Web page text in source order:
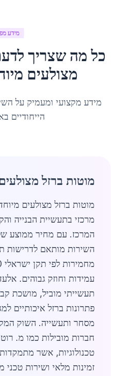
מידע
כל מה שצריך
מצולעים
מידע מקצועי ומעמיק על
הייחודיים
מוטות ברזל
מוטות ברזל מצולעים
מרכזי בתעשיית הבנייה
השירות מותאם לדרישות
עמידות וחוזק גבוהים.
תעשייתי מוביל, מושכת
פתרונות ברזל איכותיים
מסחר ותעשייה. השוק
חברות מובילות כמו מ.
טכנולוגיות, אשר
זמינות מלאי ושירות